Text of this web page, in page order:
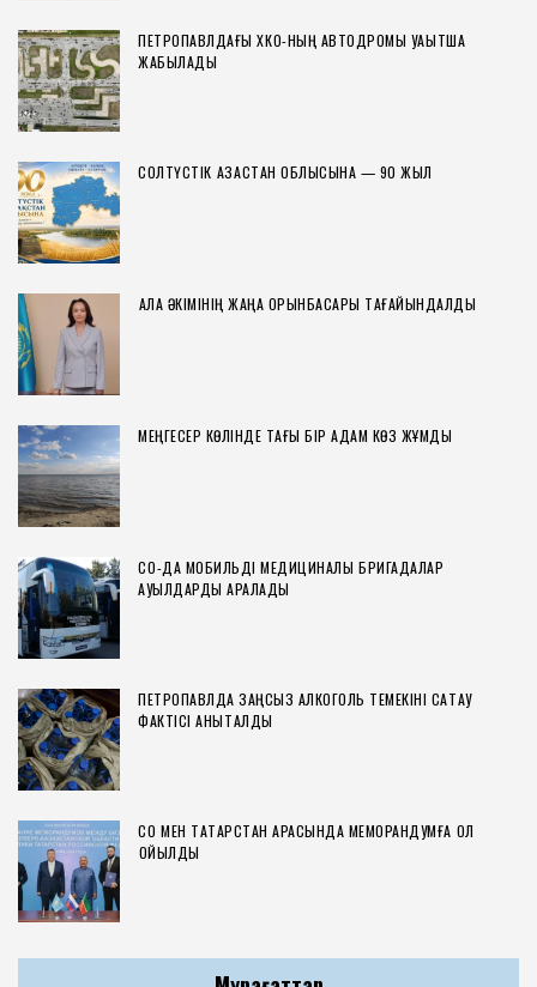
ПЕТРОПАВЛДАҒЫ ХҚКО-НЫҢ АВТОДРОМЫ УАҚЫТША
ЖАБЫЛАДЫ
СОЛТҮСТІК ҚАЗАҚСТАН ОБЛЫСЫНА — 90 ЖЫЛ
ҚАЛА ӘКІМІНІҢ ЖАҢА ОРЫНБАСАРЫ ТАҒАЙЫНДАЛДЫ
МЕҢГЕСЕР КӨЛІНДЕ ТАҒЫ БІР АДАМ КӨЗ ЖҰМДЫ
СҚО-ДА МОБИЛЬДІ МЕДИЦИНАЛЫҚ БРИГАДАЛАР
АУЫЛДАРДЫ АРАЛАДЫ
ПЕТРОПАВЛДА ЗАҢСЫЗ АЛКОГОЛЬ ТЕМЕКІНІ САҚТАУ
ФАКТІСІ АНЫҚТАЛДЫ
СҚО МЕН ТАТАРСТАН АРАСЫНДА МЕМОРАНДУМҒА ҚОЛ
ҚОЙЫЛДЫ